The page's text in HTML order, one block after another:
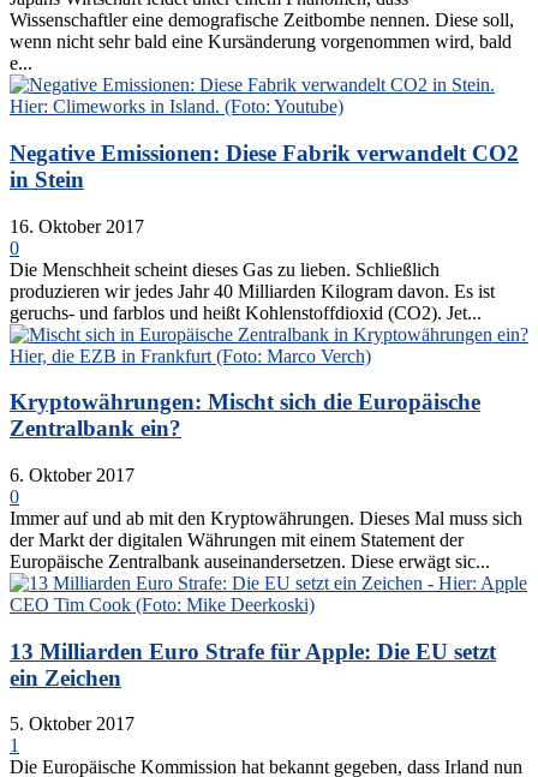
Wissenschaftler eine demografische Zeitbombe nennen. Diese soll,
wenn nicht sehr bald eine Kursänderung vorgenommen wird, bald
e...
Negative Emissionen: Diese Fabrik verwandelt CO2
in Stein
16. Oktober 2017
0
Die Menschheit scheint dieses Gas zu lieben. Schließlich
produzieren wir jedes Jahr 40 Milliarden Kilogram davon. Es ist
geruchs- und farblos und heißt Kohlenstoffdioxid (CO2). Jet...
Kryptowährungen: Mischt sich die Europäische
Zentralbank ein?
6. Oktober 2017
0
Immer auf und ab mit den Kryptowährungen. Dieses Mal muss sich
der Markt der digitalen Währungen mit einem Statement der
Europäische Zentralbank auseinandersetzen. Diese erwägt sic...
13 Milliarden Euro Strafe für Apple: Die EU setzt
ein Zeichen
5. Oktober 2017
1
Die Europäische Kommission hat bekannt gegeben, dass Irland nun